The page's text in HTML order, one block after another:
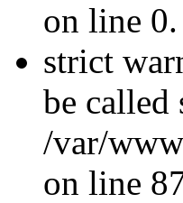
on line 0.
strict
be
/var/
on line